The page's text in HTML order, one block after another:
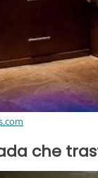
che